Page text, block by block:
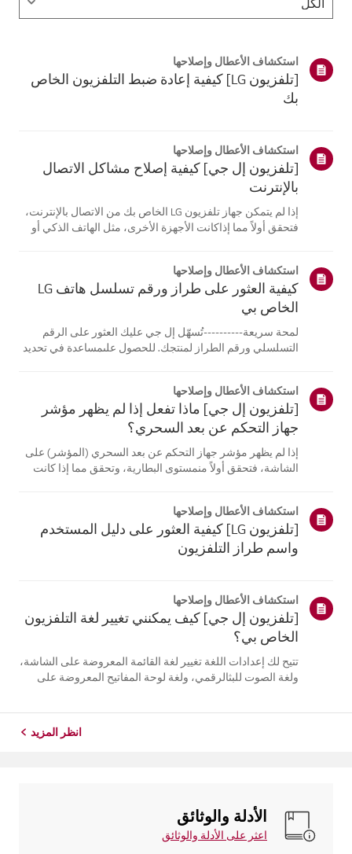
استكشاف الأعطال وإصلاحها
[تلفزيون LG] كيفية إعادة ضبط التلفزيون الخاص
بك
استكشاف الأعطال وإصلاحها
[تلفزيون إل جي] كيفية إصلاح مشاكل الاتصال
بالإنترنت
إذا لم يتمكن جهاز تلفزيون LG الخاص بك من الاتصال بالإنترنت،
فتحقق أولاً مما إذاكانت الأجهزة الأخرى، مثل الهاتف الذكي أو
تكمن في جها...
استكشاف الأعطال وإصلاحها
كيفية العثور على طراز ورقم تسلسل هاتف LG
الخاص بي
لمحة سريعة----------تُسهّل إل جي عليك العثور على الرقم
التسلسلي ورقم الطراز لمنتجك. للحصول علىمساعدة في تحديد
تختلف الصور أو ا...
استكشاف الأعطال وإصلاحها
[تلفزيون إل جي] ماذا تفعل إذا لم يظهر مؤشر
جهاز التحكم عن بعد السحري؟
إذا لم يظهر مؤشر جهاز التحكم عن بعد السحري (المؤشر) على
الشاشة، فتحقق أولاً منمستوى البطارية، وتحقق مما إذا كانت
التلفزيون. أعد تسج...
استكشاف الأعطال وإصلاحها
[تلفزيون LG] كيفية العثور على دليل المستخدم
واسم طراز التلفزيون
استكشاف الأعطال وإصلاحها
[تلفزيون إل جي] كيف يمكنني تغيير لغة التلفزيون
الخاص بي؟
تتيح لك إعدادات اللغة تغيير لغة القائمة المعروضة على الشاشة،
ولغة الصوت للبثالرقمي، ولغة لوحة المفاتيح المعروضة على
انظر المزيد
الأدلة والوثائق
اعثر على الأدلة والوثائق